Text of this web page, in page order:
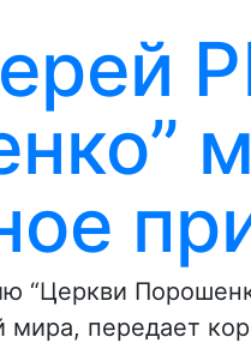
“Церкви
передает